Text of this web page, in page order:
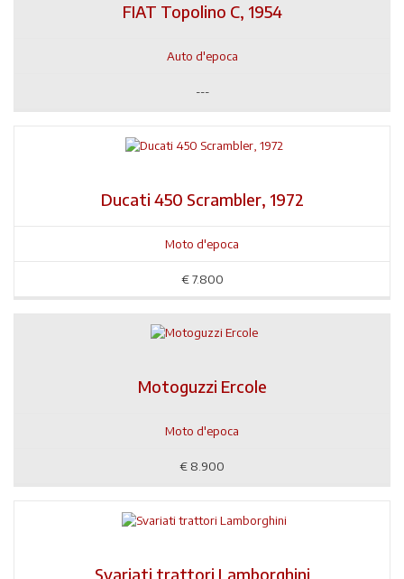
FIAT Topolino C, 1954
Auto d'epoca
---
Ducati 450 Scrambler, 1972
Moto d'epoca
€ 7.800
Motoguzzi Ercole
Moto d'epoca
€ 8.900
Svariati trattori Lamborghini